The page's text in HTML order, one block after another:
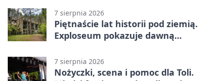
7 sierpnia 2026
Piętnaście lat historii pod ziemią.
Exploseum pokazuje dawną
7 sierpnia 2026
Nożyczki, scena i pomoc dla Toli.